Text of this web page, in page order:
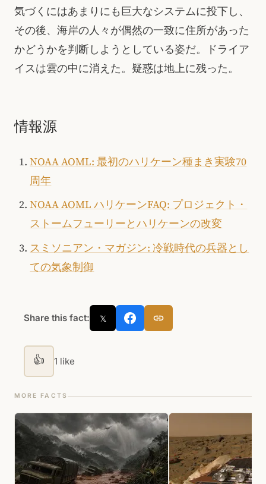
気づくにはあまりにも巨大なシステムに投下し、
その後、海岸の人々が偶然の一致に住所があった
かどうかを判断しようとしている姿だ。ドライア
イスは雲の中に消えた。疑惑は地上に残った。
情報源
NOAA AOML: 最初のハリケーン種まき実験70
周年
NOAA AOML ハリケーンFAQ: プロジェクト・
ストームフューリーとハリケーンの改変
スミソニアン・マガジン: 冷戦時代の兵器とし
ての気象制御
Share this fact: 𝕏
👍 1 like
MORE FACTS